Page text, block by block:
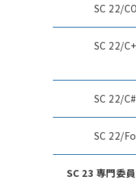
SC 22/
SC 22/
SC 22/
SC 22/
SC 23 専門委